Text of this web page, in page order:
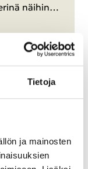
Tie­to­ja
ja mainosten
näi­hin…